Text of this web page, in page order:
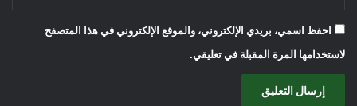
احفظ اسمي، بريدي الإلكتروني، والموقع الإلكتروني في هذا المتصفح
لاستخدامها المرة المقبلة في تعليقي.